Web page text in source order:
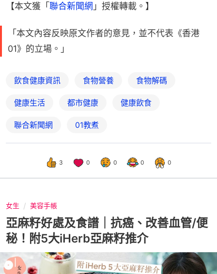
【本文獲「 聯合新聞網 」授權轉載。】
「本文內容反映原文作者的意見，並不代表《香港
01》的立場。」
飲食健康資訊 食物營養 食物解碼
健康生活 都市健康 健康飲食
聯合新聞網 01教煮
3 0 0 0 0
女生 美容手帳
亞麻籽好處及食譜｜抗癌、改善血管/便
秘！附5大iHerb亞麻籽推介